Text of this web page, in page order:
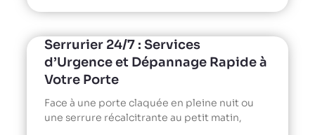
Serrurier 24/7 : Services
d’Urgence et Dépannage Rapide à
Votre Porte
Face à une porte claquée en pleine nuit ou
une serrure récalcitrante au petit matin,